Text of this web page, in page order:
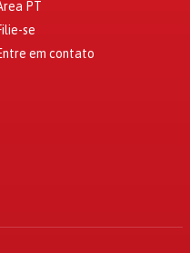
PT
se
em contato